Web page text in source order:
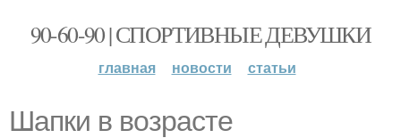
90-60-90 | СПОРТИВНЫЕ ДЕВУШКИ
главная новости статьи
Шапки в возрасте